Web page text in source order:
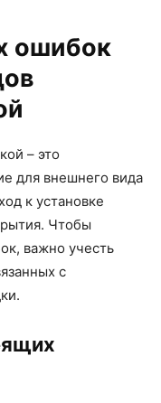
ошибок
– это
для внешнего вида
к установке
Чтобы
важно учесть
с